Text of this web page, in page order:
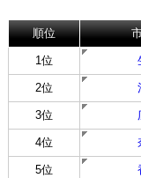
順位
1位
2位
3位
4位
5位